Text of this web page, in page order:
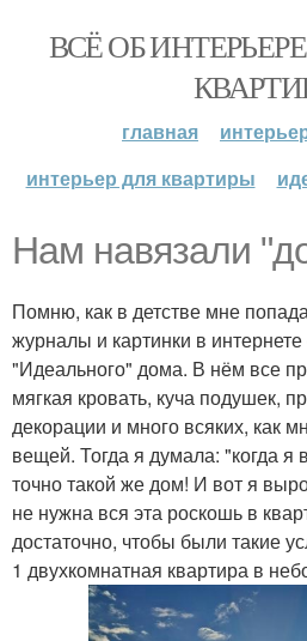
ВСЁ ОБ
главная
интерьер для квартиры
Нам навязали
Помню, как в детстве мне
журналы и картинки в
"Идеального" дома. В нём все
мягкая кровать, куча подушек,
декорации и много всяких, как
вещей. Тогда я думала: "когда я
точно такой же дом! И вот я
не нужна вся эта роскошь в
достаточно, чтобы были такие
1 двухкомнатная квартира в